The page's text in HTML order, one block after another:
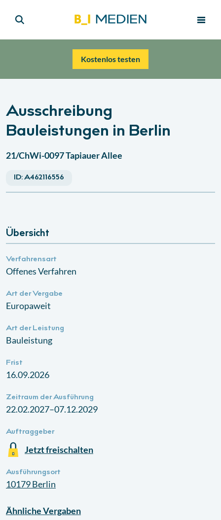
Kostenlos testen
Ausschreibung
Bauleistungen in Berlin
21/ChWi-0097 Tapiauer Allee
ID:A462116556
Übersicht
Verfahrensart
Offenes Verfahren
Art der Vergabe
Europaweit
Art der Leistung
Bauleistung
Frist
16.09.2026
Zeitraum der Ausführung
22.02.2027–07.12.2029
Auftraggeber
Jetzt freischalten
Ausführungsort
10179Berlin
ÄhnlicheVergaben